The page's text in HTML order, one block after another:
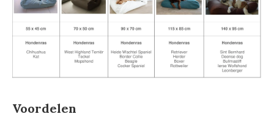
Voordelen